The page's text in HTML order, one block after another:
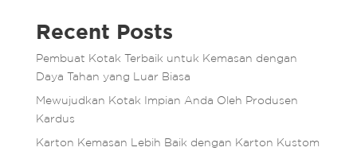
Recent Posts
Pembuat Kotak Terbaik untuk Kemasan dengan
Daya Tahan yang Luar Biasa
Mewujudkan Kotak Impian Anda Oleh Produsen
Kardus
Karton Kemasan Lebih Baik dengan Karton Kustom